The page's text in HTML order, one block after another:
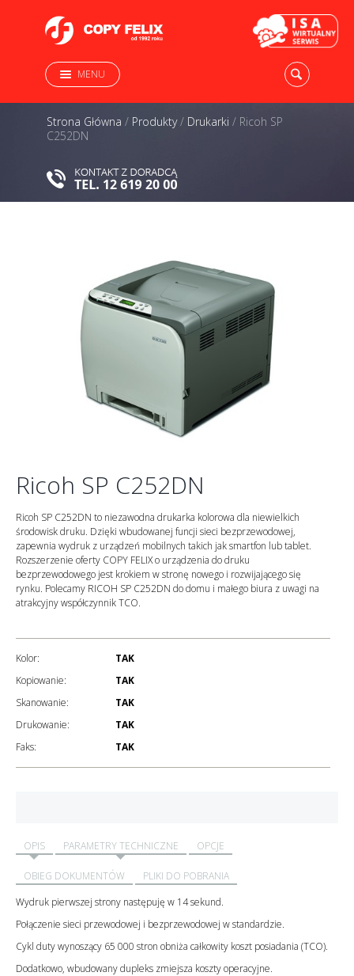
MENU
Strona Główna / Produkty/ Drukarki / Ricoh SP
C252DN
Ricoh SP C252DN
Ricoh SP C252DN to niezawodna drukarka kolorowa dla niewielkich
środowisk druku. Dzięki wbudowanej funcji sieci bezprzewodowej,
zapewnia wydruk z urządzeń mobilnych takich jak smartfon lub tablet.
Rozszerzenie oferty COPY FELIX o urządzenia do druku
bezprzewodowego jest krokiem w stronę nowego i rozwijającego się
rynku. Polecamy RICOH SP C252DN do domu i małego biura z uwagi na
atrakcyjny współczynnik TCO.
Kolor:
TAK
Kopiowanie:
TAK
Skanowanie:
TAK
Drukowanie:
TAK
Faks:
TAK
OPIS PARAMETRY TECHNICZNE OPCJE
OBIEG DOKUMENTÓW
PLIKI DO POBRANIA
Wydruk pierwszej strony następuję w 14 sekund.
Połączenie sieci przewodowej i bezprzewodowej w standardzie.
Cykl duty wynoszący 65 000 stron obniża całkowity koszt posiadania (TCO).
Dodatkowo, wbudowany dupleks zmiejsza koszty operacyjne.